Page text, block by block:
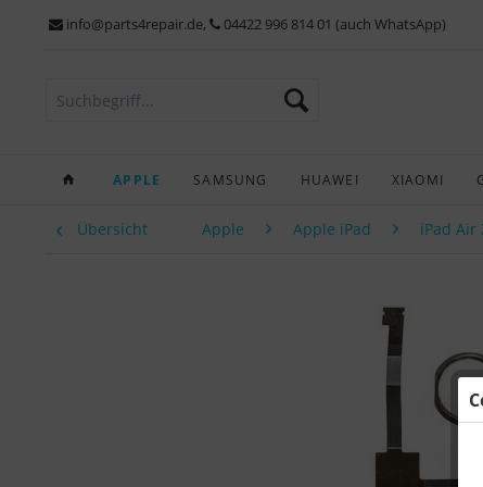
info@parts4repair.de, 04422 996 814 01 (auch WhatsApp)
APPLE SAMSUNG HUAWEI XIAOMI
Übersicht Apple Apple iPad iPad Air